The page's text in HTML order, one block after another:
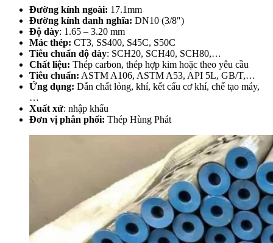
Đường kính ngoài: 17.1mm
Đường kính danh nghĩa: DN10 (3/8″)
Độ dày: 1.65 – 3.20 mm
Mác thép: CT3, SS400, S45C, S50C
Tiêu chuẩn độ dày: SCH20, SCH40, SCH80,…
Chất liệu: Thép carbon, thép hợp kim hoặc theo yêu cầu
Tiêu chuẩn: ASTM A106, ASTM A53, API 5L, GB/T,…
Ứng dụng: Dẫn chất lỏng, khí, kết cấu cơ khí, chế tạo máy,
…
Xuất xứ: nhập khẩu
Đơn vị phân phối: Thép Hùng Phát